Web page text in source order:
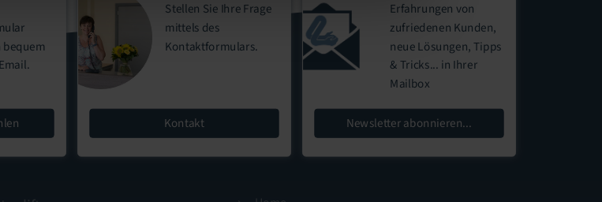
Stellen Sie Ihre Frage
mittels des
Kontaktformulars.
Kontakt
Erfahrungen von
zufriedenen Kunden,
neue Lösungen, Tipps
& Tricks... in Ihrer
Mailbox
Newsletter abonnieren...